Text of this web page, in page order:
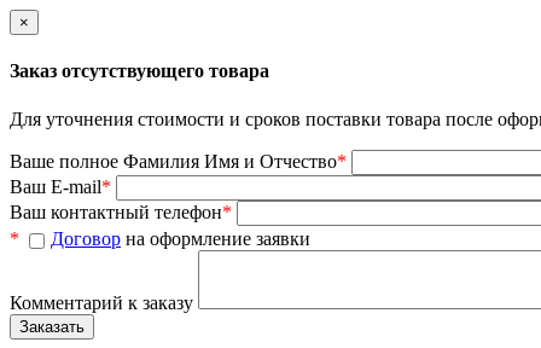
×
Заказ отсутствующего товара
Для уточнения стоимости и сроков поставки товара после
Ваше полное Фамилия Имя и Отчество*
Ваш E-mail*
Ваш контактный телефон*
*
Договор на оформление заявки
Комментарий к заказу